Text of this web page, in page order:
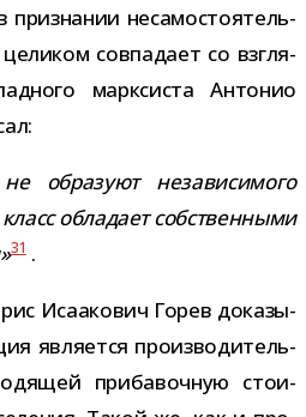
при­зна­нии неса­мо­сто­я­тель­
сов­па­дает со взгля­
марк­си­ста Антонио
обра­зуют неза­ви­си­мого
обла­дает соб­ствен­ными
31.
Исаакович Горев дока­зы­
явля­ется про­из­во­ди­тель­
при­ба­воч­ную сто­и­